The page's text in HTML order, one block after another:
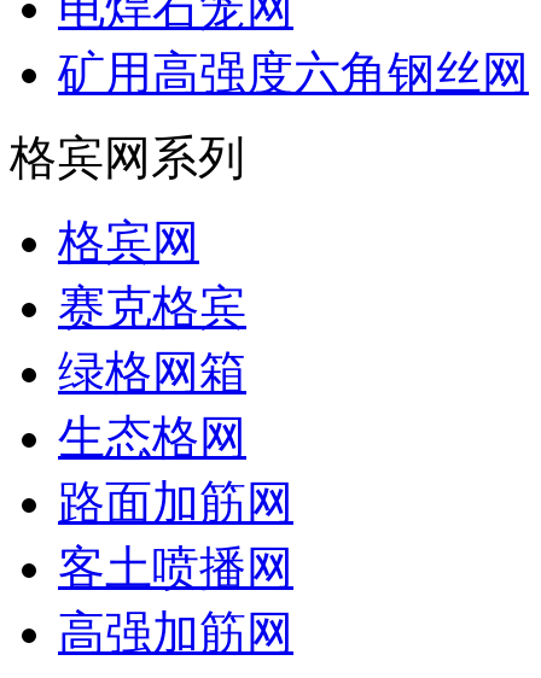
矿用高强度六角钢丝网
格宾网系列
格宾网
赛克格宾
绿格网箱
生态格网
路面加筋网
客土喷播网
高强加筋网